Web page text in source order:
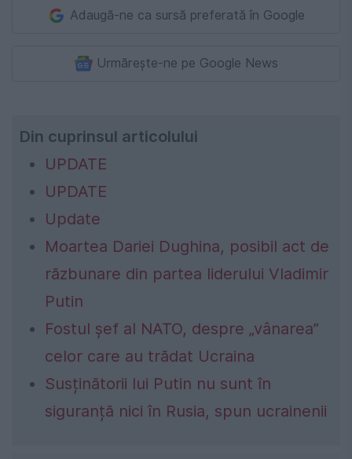
Adaugă-ne ca sursă preferată în Google
Urmărește-ne pe Google News
Din cuprinsul articolului
UPDATE
UPDATE
Update
Moartea Dariei Dughina, posibil act de
răzbunare din partea liderului Vladimir
Putin
Fostul șef al NATO, despre „vânarea”
celor care au trădat Ucraina
Susținătorii lui Putin nu sunt în
siguranță nici în Rusia, spun ucrainenii